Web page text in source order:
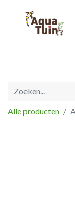
Alle producten